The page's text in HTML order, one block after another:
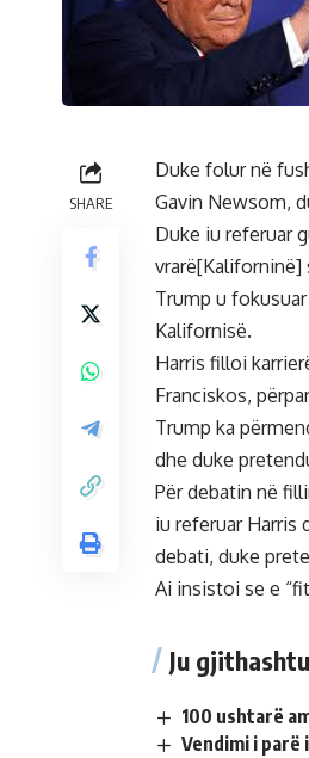
SHARE
Duke folur në
Gavin Newsom,
Duke iu referuar
vrarë[Kaliforninë]
Trump u
Kalifornisë.
Harris filloi
Franciskos,
Trump ka
dhe duke
Për debatin në
iu referuar Harris
debati, duke
Ai insistoi se e
Ju
100 ushtarë
Vendimi i